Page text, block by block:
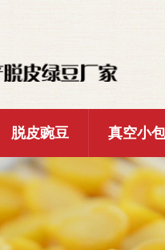
脱皮豌豆 真空小